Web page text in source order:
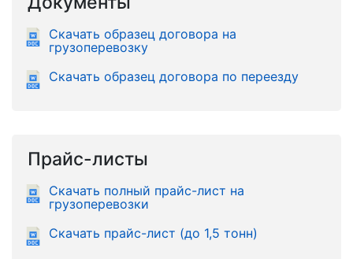
Скачать образец договора на
грузоперевозку
Скачать образец договора по переезду
Прайс-листы
Скачать полный прайс-лист на
грузоперевозки
Скачать прайс-лист (до 1,5 тонн)